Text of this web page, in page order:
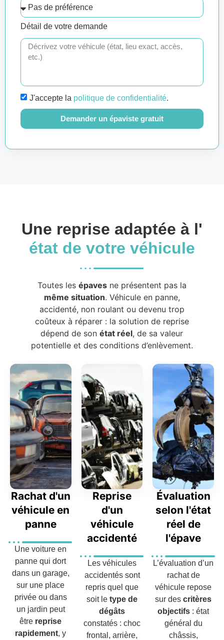
Détail de votre demande
J'accepte la politique de confidentialité.
Demander un épaviste gratuit
Une reprise adaptée à l'
état de votre véhicule
Toutes les épavesne présentent pas la
même situation. Véhicule en panne,
accidenté, non roulant ou devenu trop
coûteux à réparer : la solution de reprise
dépend de sonétat réel, de sa valeur
potentielle et des conditions d’enlèvement.
Rachat d'un
véhicule en
panne
Une voiture en
panne qui dort
dans un garage,
sur une place
privée ou dans
un jardin peut
être reprise
rapidement, y
Reprise
d'un
véhicule
accidenté
Les véhicules
accidentés sont
repris quel que
soit le type de
dégâts
constatés : choc
frontal, arrière,
Évaluation
selon l'état
réel de
l'épave
L’évaluation d’un
rachat de
véhicule repose
sur descritères
objectifs : état
général du
châssis,